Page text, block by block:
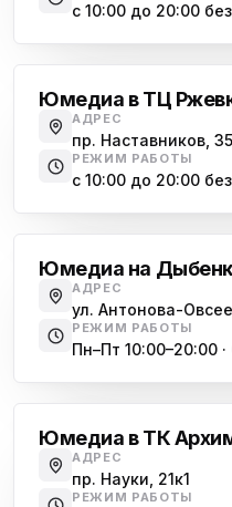
ю
Юмедиа в ТК
пр. Маршала
Юмедиа на
ю ул. Белы Куна,
ю
Юмедиа в
ул.
Юмедиа
ю
Юмедиа во
пр.
с 10:00 до 20:00
Юмедиа в ТЦ
АДРЕС
пр. Наставников, 35
РЕЖИМ РАБОТЫ
с 10:00 до 20:00
Юмедиа на
АДРЕС
ул. Антонова-
РЕЖИМ РАБОТЫ
Пн–Пт 10:00–20:00
Юмедиа в ТК
АДРЕС
пр. Науки, 21к1
РЕЖИМ РАБОТЫ